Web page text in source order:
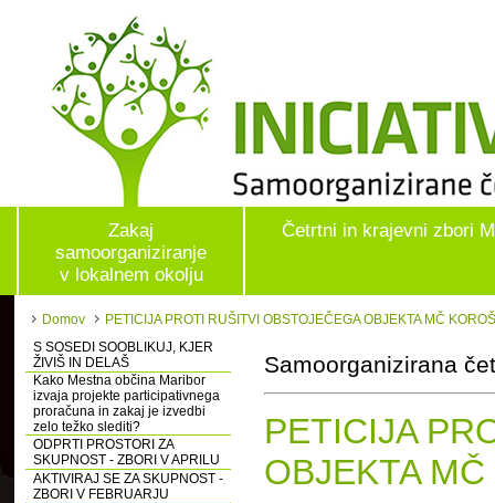
Zakaj
samoorganiziranje
v lokalnem okolju
Četrtni in krajevni zbori
Domov
PETICIJA PROTI RUŠITVI OBSTOJEČEGA OBJEKTA MČ
S SOSEDI SOOBLIKUJ, KJER
ŽIVIŠ IN DELAŠ
Kako Mestna občina Maribor
izvaja projekte participativnega
proračuna in zakaj je izvedbi
zelo težko slediti?
ODPRTI PROSTORI ZA
SKUPNOST - ZBORI V APRILU
AKTIVIRAJ SE ZA SKUPNOST -
ZBORI V FEBRUARJU
Samoorganizirana
PETICIJA
OBJEKTA